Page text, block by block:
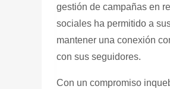
gestión de campañas en
sociales ha permitido a
mantener una conexión
con sus seguidores.
Con un compromiso